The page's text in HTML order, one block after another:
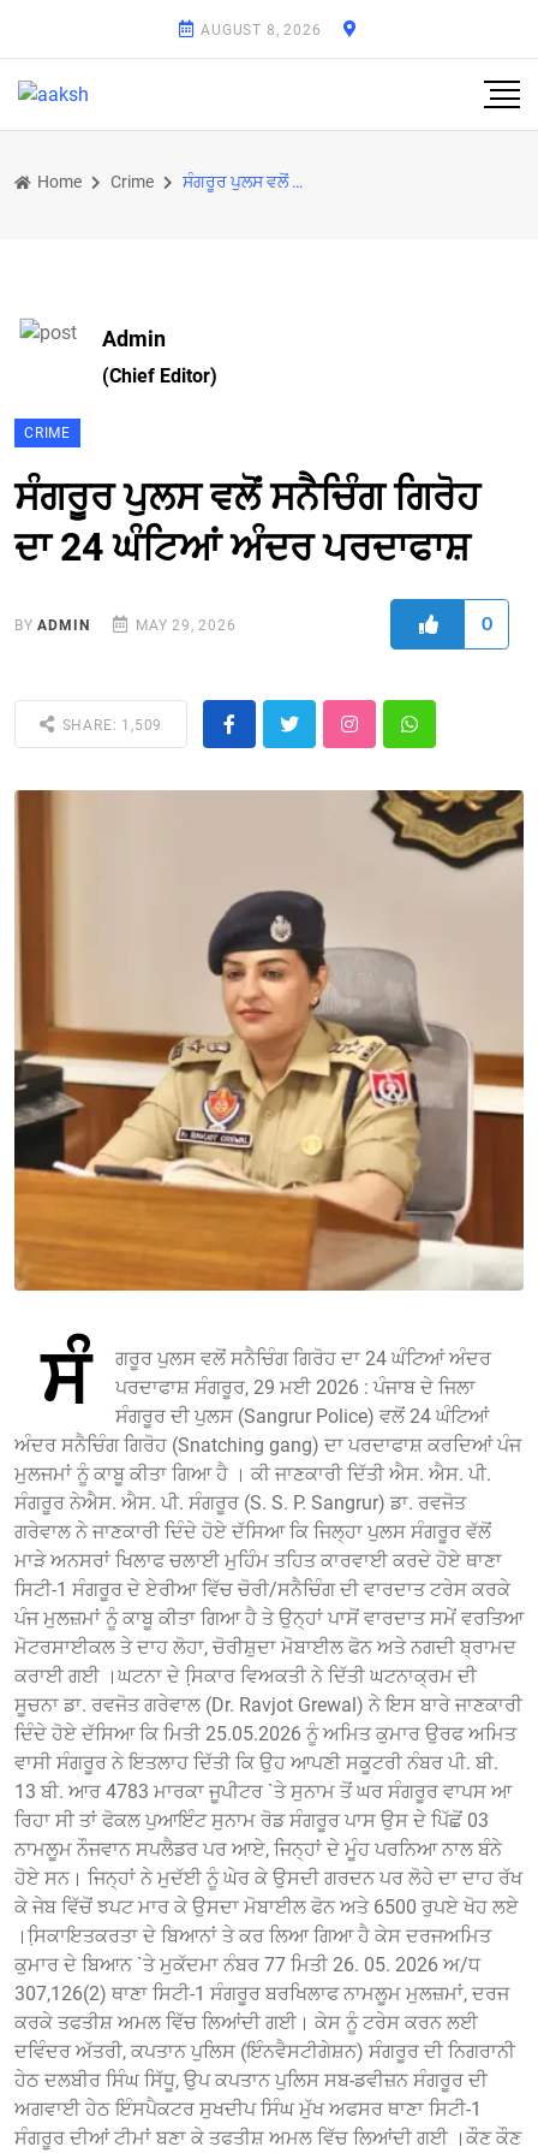
AUGUST 8, 2026
Home Crime ਸੰਗਰੂਰ ਪੁਲਸ ਵਲੋਂ ਸਨੈਚਿੰਗ ਗਿਰੋਹ ਦਾ 24 ਘੰਟਿਆਂ ਅੰਦਰ ਪਰਦਾਫਾਸ਼
Admin
(Chief Editor)
CRIME
ਸੰਗਰੂਰ ਪੁਲਸ ਵਲੋਂ ਸਨੈਚਿੰਗ ਗਿਰੋਹ
ਦਾ 24 ਘੰਟਿਆਂ ਅੰਦਰ ਪਰਦਾਫਾਸ਼
BYADMIN MAY 29, 2026 0
SHARE: 1,509
ਸੰ
ਗਰੂਰ ਪੁਲਸ ਵਲੋਂ ਸਨੈਚਿੰਗ ਗਿਰੋਹ ਦਾ 24 ਘੰਟਿਆਂ ਅੰਦਰ
ਪਰਦਾਫਾਸ਼ ਸੰਗਰੂਰ, 29 ਮਈ 2026 : ਪੰਜਾਬ ਦੇ ਜਿਲਾ
ਸੰਗਰੂਰ ਦੀ ਪੁਲਸ (Sangrur Police) ਵਲੋਂ 24 ਘੰਟਿਆਂ
ਅੰਦਰ ਸਨੈਚਿੰਗ ਗਿਰੋਹ (Snatching gang) ਦਾ ਪਰਦਾਫਾਸ਼ ਕਰਦਿਆਂ ਪੰਜ
ਮੁਲਜਮਾਂ ਨੂੰ ਕਾਬੂ ਕੀਤਾ ਗਿਆ ਹੈ । ਕੀ ਜਾਣਕਾਰੀ ਦਿੱਤੀ ਐਸ. ਐਸ. ਪੀ.
ਸੰਗਰੂਰ ਨੇਐਸ. ਐਸ. ਪੀ. ਸੰਗਰੂਰ (S. S. P. Sangrur) ਡਾ. ਰਵਜੋਤ
ਗਰੇਵਾਲ ਨੇ ਜਾਣਕਾਰੀ ਦਿੰਦੇ ਹੋਏ ਦੱਸਿਆ ਕਿ ਜਿਲ੍ਹਾ ਪੁਲਸ ਸੰਗਰੂਰ ਵੱਲੋਂ
ਮਾੜੇ ਅਨਸਰਾਂ ਖਿਲਾਫ ਚਲਾਈ ਮੁਹਿੰਮ ਤਹਿਤ ਕਾਰਵਾਈ ਕਰਦੇ ਹੋਏ ਥਾਣਾ
ਸਿਟੀ-1 ਸੰਗਰੂਰ ਦੇ ਏਰੀਆ ਵਿੱਚ ਚੋਰੀ/ਸਨੈਚਿੰਗ ਦੀ ਵਾਰਦਾਤ ਟਰੇਸ ਕਰਕੇ
ਪੰਜ ਮੁਲਜ਼ਮਾਂ ਨੂੰ ਕਾਬੂ ਕੀਤਾ ਗਿਆ ਹੈ ਤੇ ਉਨ੍ਹਾਂ ਪਾਸੋਂ ਵਾਰਦਾਤ ਸਮੇਂ ਵਰਤਿਆ
ਮੋਟਰਸਾਈਕਲ ਤੇ ਦਾਹ ਲੋਹਾ, ਚੋਰੀਸ਼ੁਦਾ ਮੋਬਾਈਲ ਫੋਨ ਅਤੇ ਨਗਦੀ ਬ੍ਰਾਮਦ
ਕਰਾਈ ਗਈ ।ਘਟਨਾ ਦੇ ਸਿ਼ਕਾਰ ਵਿਅਕਤੀ ਨੇ ਦਿੱਤੀ ਘਟਨਾਕ੍ਰਮ ਦੀ
ਸੂਚਨਾ ਡਾ. ਰਵਜੋਤ ਗਰੇਵਾਲ (Dr. Ravjot Grewal) ਨੇ ਇਸ ਬਾਰੇ ਜਾਣਕਾਰੀ
ਦਿੰਦੇ ਹੋਏ ਦੱਸਿਆ ਕਿ ਮਿਤੀ 25.05.2026 ਨੂੰ ਅਮਿਤ ਕੁਮਾਰ ਉਰਫ ਅਮਿਤ
ਵਾਸੀ ਸੰਗਰੂਰ ਨੇ ਇਤਲਾਹ ਦਿੱਤੀ ਕਿ ਉਹ ਆਪਣੀ ਸਕੂਟਰੀ ਨੰਬਰ ਪੀ. ਬੀ.
13 ਬੀ. ਆਰ 4783 ਮਾਰਕਾ ਜੂਪੀਟਰ `ਤੇ ਸੁਨਾਮ ਤੋਂ ਘਰ ਸੰਗਰੂਰ ਵਾਪਸ ਆ
ਰਿਹਾ ਸੀ ਤਾਂ ਫੋਕਲ ਪੁਆਇੰਟ ਸੁਨਾਮ ਰੋਡ ਸੰਗਰੂਰ ਪਾਸ ਉਸ ਦੇ ਪਿੱਛੋਂ 03
ਨਾਮਲੂਮ ਨੌਜਵਾਨ ਸਪਲੈਡਰ ਪਰ ਆਏ, ਜਿਨ੍ਹਾਂ ਦੇ ਮੂੰਹ ਪਰਨਿਆ ਨਾਲ ਬੰਨੇ
ਹੋਏ ਸਨ। ਜਿਨ੍ਹਾਂ ਨੇ ਮੁਦੱਈ ਨੂੰ ਘੇਰ ਕੇ ਉਸਦੀ ਗਰਦਨ ਪਰ ਲੋਹੇ ਦਾ ਦਾਹ ਰੱਖ
ਕੇ ਜੇਬ ਵਿੱਚੋਂ ਝਪਟ ਮਾਰ ਕੇ ਉਸਦਾ ਮੋਬਾਈਲ ਫੋਨ ਅਤੇ 6500 ਰੁਪਏ ਖੋਹ ਲਏ
।ਸਿ਼ਕਾਇਤਕਰਤਾ ਦੇ ਬਿਆਨਾਂ ਤੇ ਕਰ ਲਿਆ ਗਿਆ ਹੈ ਕੇਸ ਦਰਜਅਮਿਤ
ਕੁਮਾਰ ਦੇ ਬਿਆਨ `ਤੇ ਮੁਕੱਦਮਾ ਨੰਬਰ 77 ਮਿਤੀ 26. 05. 2026 ਅ/ਧ
307,126(2) ਥਾਣਾ ਸਿਟੀ-1 ਸੰਗਰੂਰ ਬਰਖਿਲਾਫ ਨਾਮਲੂਮ ਮੁਲਜ਼ਮਾਂ, ਦਰਜ
ਕਰਕੇ ਤਫਤੀਸ਼ ਅਮਲ ਵਿੱਚ ਲਿਆਂਦੀ ਗਈ। ਕੇਸ ਨੂੰ ਟਰੇਸ ਕਰਨ ਲਈ
ਦਵਿੰਦਰ ਅੱਤਰੀ, ਕਪਤਾਨ ਪੁਲਿਸ (ਇੰਨਵੈਸਟੀਗੇਸ਼ਨ) ਸੰਗਰੂਰ ਦੀ ਨਿਗਰਾਨੀ
ਹੇਠ ਦਲਬੀਰ ਸਿੰਘ ਸਿੱਧੂ, ਉਪ ਕਪਤਾਨ ਪੁਲਿਸ ਸਬ-ਡਵੀਜ਼ਨ ਸੰਗਰੂਰ ਦੀ
ਅਗਵਾਈ ਹੇਠ ਇੰਸਪੈਕਟਰ ਸੁਖਦੀਪ ਸਿੰਘ ਮੁੱਖ ਅਫਸਰ ਥਾਣਾ ਸਿਟੀ-1
ਸੰਗਰੂਰ ਦੀਆਂ ਟੀਮਾਂ ਬਣਾ ਕੇ ਤਫਤੀਸ਼ ਅਮਲ ਵਿੱਚ ਲਿਆਂਦੀ ਗਈ ।ਕੌਣ ਕੌਣ